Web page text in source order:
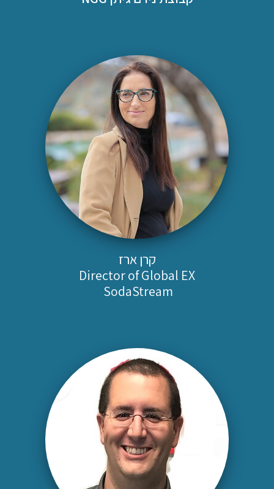
קרן ארז
Director of Global EX
SodaStream